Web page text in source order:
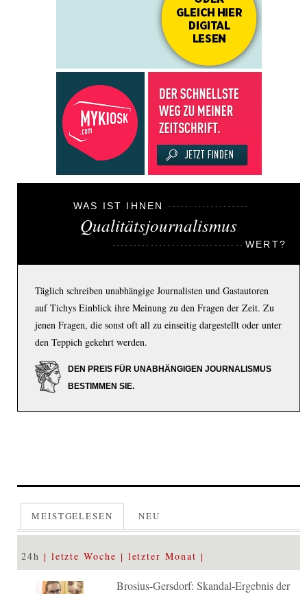
WAS IST IHNEN
Qualitätsjournalismus
WERT?
Täglich schreiben unabhängige Journalisten und Gastautoren
auf Tichys Einblick ihre Meinung zu den Fragen der Zeit. Zu
jenen Fragen, die sonst oft all zu einseitig dargestellt oder unter
den Teppich gekehrt werden.
DEN PREIS FÜR UNABHÄNGIGEN JOURNALISMUS
BESTIMMEN SIE.
MEISTGELESEN NEU
24h letzte Woche letzter Monat
Brosius-Gersdorf: Skandal-Ergebnis der